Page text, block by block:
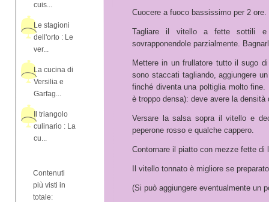
cuis...
Le stagioni
dell'orto : Le
ver...
La cucina di
Versilia e
Garfag...
Il triangolo
culinario : La
cu...
Contenuti
più visti in
totale:
Cuocere a fuoco bassissimo per 2
Tagliare il vitello a fette sottili e
sovrapponendole parzialmente.
Mettere in un frullatore tutto il sugo
sono staccati tagliando, aggiungere
finché diventa una poltiglia molto
è troppo densa): deve avere la
Versare la salsa sopra il vitello e
peperone rosso e qualche cappero.
Contornare il piatto con mezze fette di
Il vitello tonnato è migliore se
(Si può aggiungere eventualmente un